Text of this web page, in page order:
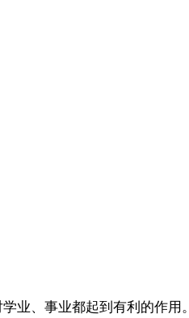
业、事业都起到有利的作用。